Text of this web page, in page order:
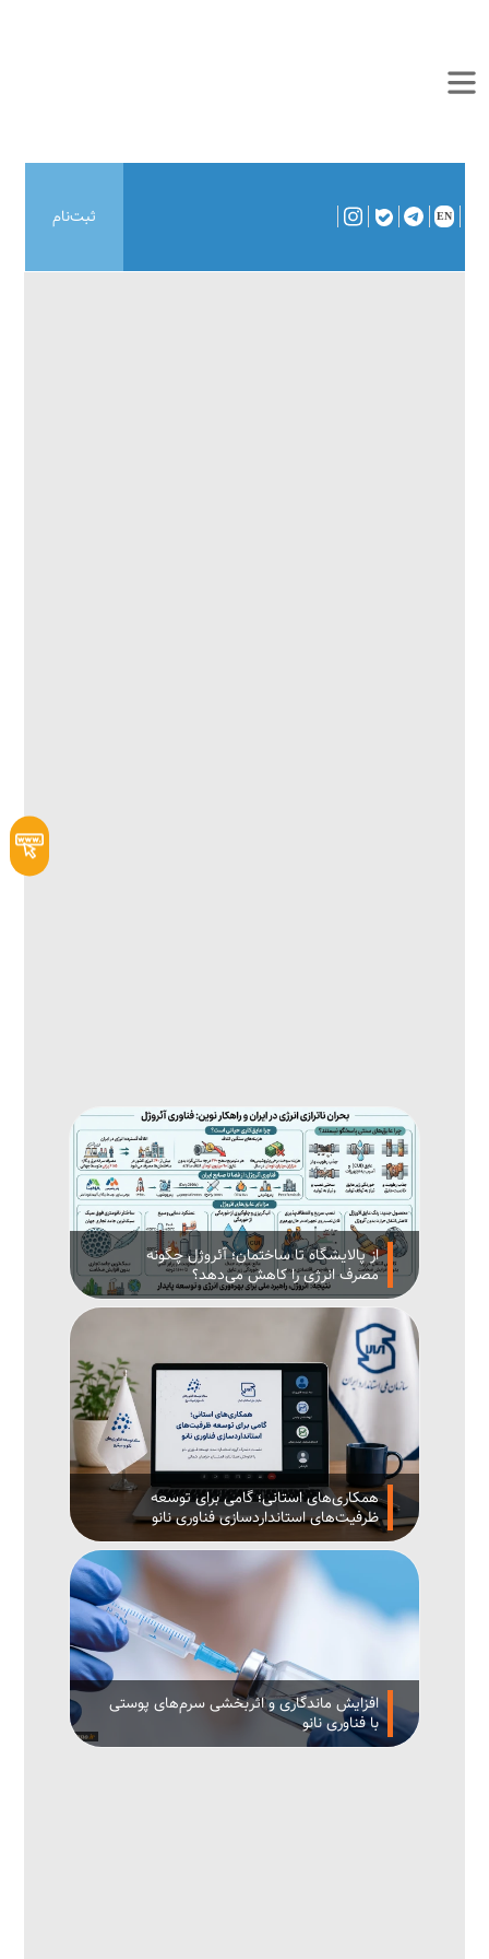
ثبت‌نام
از پالایشگاه تا ساختمان؛ آئروژل چگونه
مصرف انرژی را کاهش می‌دهد؟
همکاری‌های استانی؛ گامی برای توسعه
ظرفیت‌های استانداردسازی فناوری نانو
افزایش ماندگاری و اثربخشی سرم‌های پوستی
با فناوری نانو